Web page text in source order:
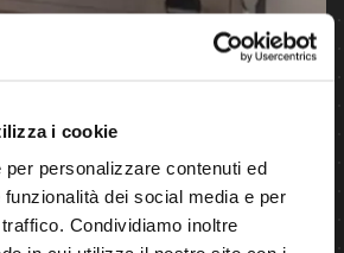
i cookie
personalizzare contenuti ed
dei social media e per
Condividiamo inoltre